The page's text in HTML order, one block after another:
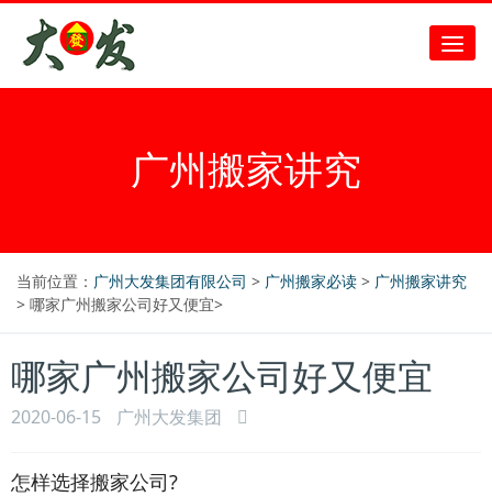
广州搬家讲究
当前位置： 广州大发集团有限公司 > 广州搬家必读 > 广州搬家讲究
> 哪家广州搬家公司好又便宜>
哪家广州搬家公司好又便宜
2020-06-15 广州大发集团
怎样选择搬家公司?